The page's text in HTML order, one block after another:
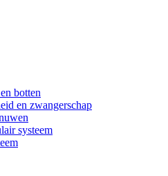
botten
en zwangerschap
systeem